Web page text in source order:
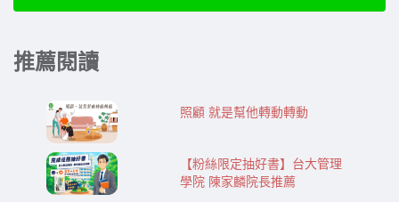
推薦閱讀
照顧 就是幫他轉動轉動
【粉絲限定抽好書】台大管理
學院 陳家麟院長推薦